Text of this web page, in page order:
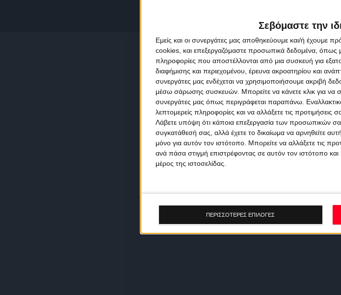
Σεβόμαστε την
Εμείς και οι συνεργάτες μας αποθηκεύουμε και/ή έχουμε
cookies, και επεξεργαζόμαστε προσωπικά δεδομένα, όπως
πληροφορίες που αποστέλλονται από μια συσκευή για
διαφήμισης και περιεχομένου, έρευνα ακροατηρίου και
συνεργάτες μας ενδέχεται να χρησιμοποιήσουμε ακριβή
μέσω σάρωσης συσκευών. Μπορείτε να κάνετε κλικ για να
συνεργάτες μας όπως περιγράφεται παραπάνω.
λεπτομερείς πληροφορίες και να αλλάξετε τις προτιμήσεις
Λάβετε υπόψη ότι κάποια επεξεργασία των προσωπικών
συγκατάθεσή σας, αλλά έχετε το δικαίωμα να αρνηθείτε
μόνο για αυτόν τον ιστότοπο. Μπορείτε να αλλάξετε τις
ανά πάσα στιγμή επιστρέφοντας σε αυτόν τον ιστότοπο
μέρος της ιστοσελίδας.
ΠΕΡΙΣΣΟΤΕΡΕΣ ΕΠΙΛΟΓΕΣ